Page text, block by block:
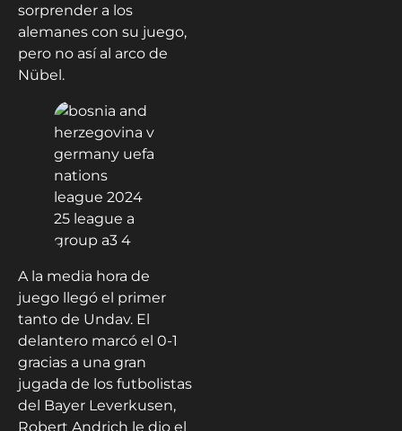
sorprender a los
alemanes con su juego,
pero no así al arco de
Nübel.
A la media hora de
juego llegó el primer
tanto de Undav. El
delantero marcó el 0-1
gracias a una gran
jugada de los futbolistas
del Bayer Leverkusen,
Robert Andrich le dio el